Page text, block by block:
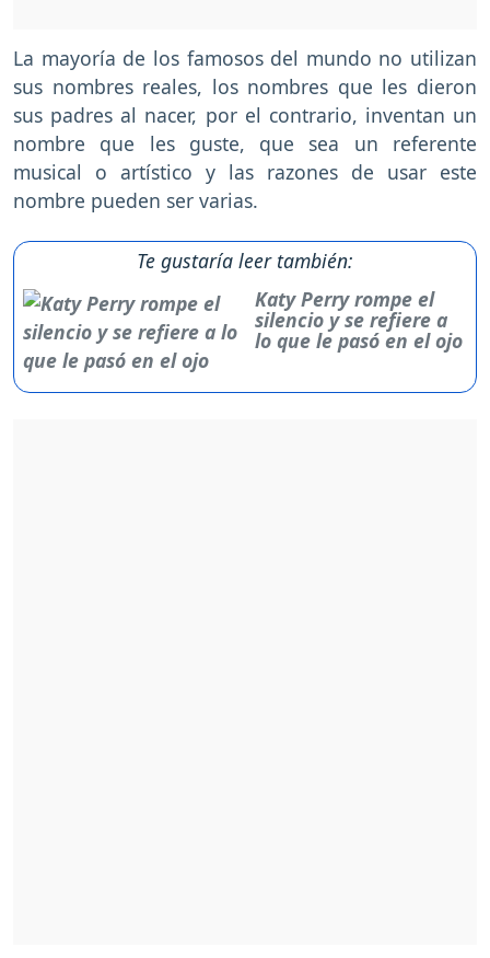
La mayoría de los famosos del mundo no utilizan
sus nombres reales, los nombres que les dieron
sus padres al nacer, por el contrario, inventan un
nombre que les guste, que sea un referente
musical o artístico y las razones de usar este
nombre pueden ser varias.
Te gustaría leer también:
Katy Perry rompe el
silencio y se refiere a
lo que le pasó en el ojo